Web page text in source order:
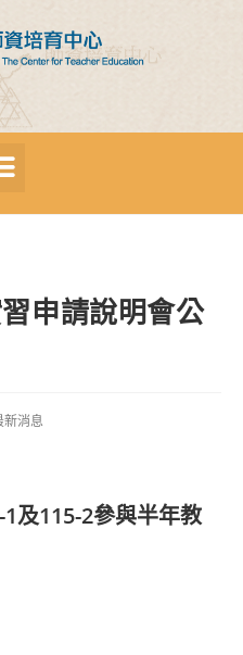
申請說明會公
新消息
1及115-2參與半年教